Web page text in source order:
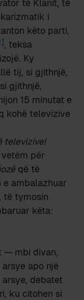
të Klanit, të
i
këto parti,
, teksa
Ky
tij, si gjithnjë,
gjithnjë,
15 minutat e
kohë televizive
televizive!
për
që të
e ambalazhuar
të tymosin
këta:
— mbi divan,
apo një
debatet
ku citohen si